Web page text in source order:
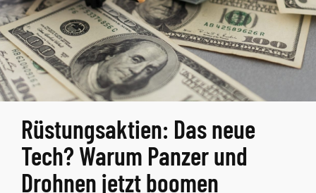
Rüstungsaktien: Das neue
Tech? Warum Panzer und
Drohnen jetzt boomen